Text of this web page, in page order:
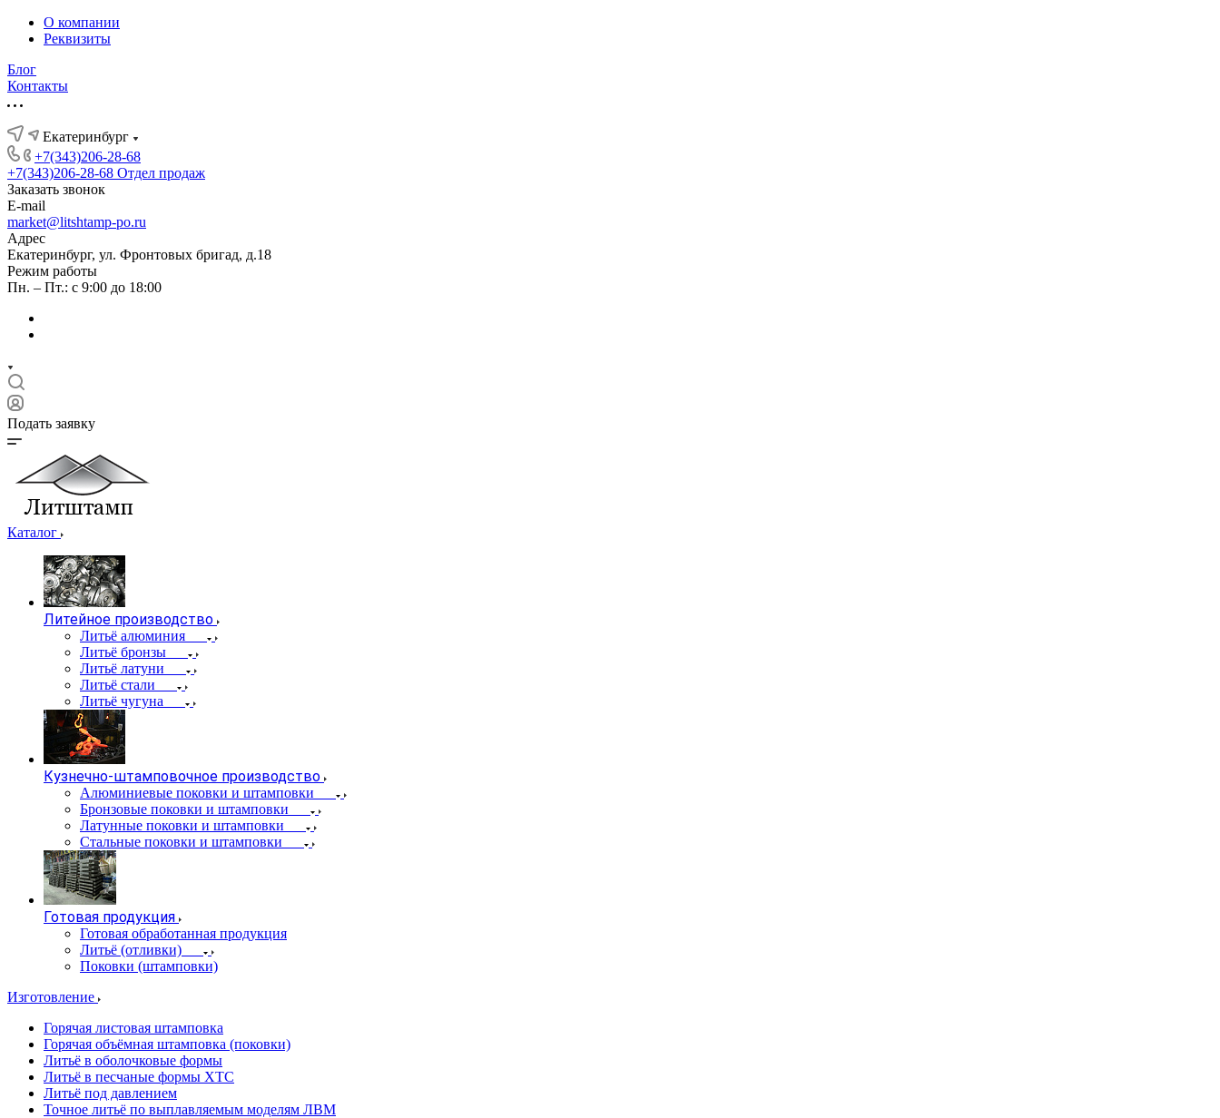
О компании
Реквизиты
Блог
Контакты
Екатеринбург
+7(343)206-28-68
+7(343)206-28-68 Отдел продаж
Заказать звонок
E-mail
market@litshtamp-po.ru
Адрес
Екатеринбург, ул. Фронтовых бригад, д.18
Режим работы
Пн. – Пт.: с 9:00 до 18:00
Подать заявку
Каталог
Литейное производство
Литьё алюминия
Литьё бронзы
Литьё латуни
Литьё стали
Литьё чугуна
Кузнечно-штамповочное производство
Алюминиевые поковки и штамповки
Бронзовые поковки и штамповки
Латунные поковки и штамповки
Стальные поковки и штамповки
Готовая продукция
Готовая обработанная продукция
Литьё (отливки)
Поковки (штамповки)
Изготовление
Горячая листовая штамповка
Горячая объёмная штамповка (поковки)
Литьё в оболочковые формы
Литьё в песчаные формы ХТС
Литьё под давлением
Точное литьё по выплавляемым моделям ЛВМ